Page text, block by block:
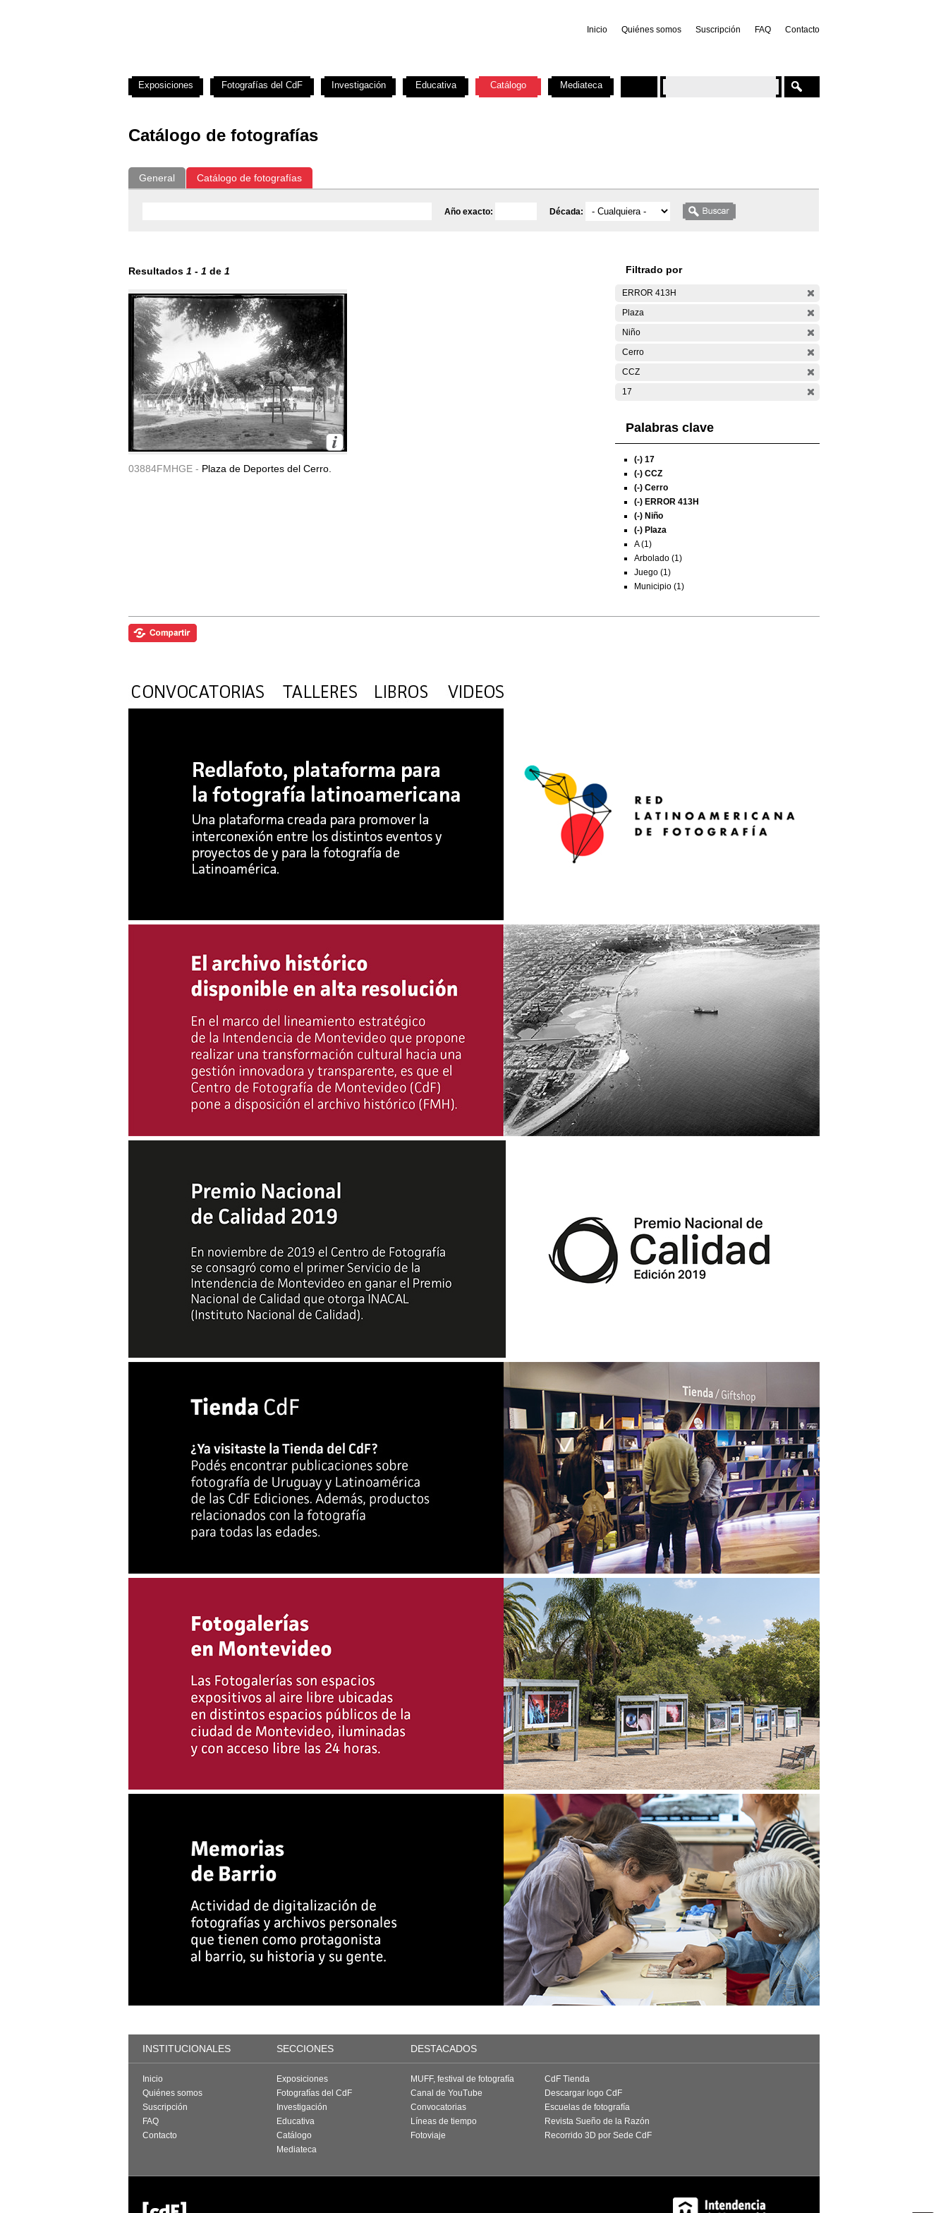
Inicio Quiénes somos Suscripción FAQ Contacto
Catálogo de fotografías
General Catálogo de fotografías
Año exacto: Década:
Resultados 1 - 1 de 1
03884FMHGE - Plaza de Deportes del Cerro.
Filtrado por
ERROR 413H
Plaza
Niño
Cerro
CCZ
17
Palabras clave
(-) 17
(-) CCZ
(-) Cerro
(-) ERROR 413H
(-) Niño
(-) Plaza
A (1)
Arbolado (1)
Juego (1)
Municipio (1)
Exposiciones Fotografías del CdF Investigación Educativa Catálogo Mediateca
INSTITUCIONALES SECCIONES DESTACADOS
Inicio
Quiénes somos
Suscripción
FAQ
Contacto
Exposiciones
Fotografías del CdF
Investigación
Educativa
Catálogo
Mediateca
MUFF, festival de fotografía
Canal de YouTube
Convocatorias
Líneas de tiempo
Fotoviaje
CdF Tienda
Descargar logo CdF
Escuelas de fotografía
Revista Sueño de la Razón
Recorrido 3D por Sede CdF